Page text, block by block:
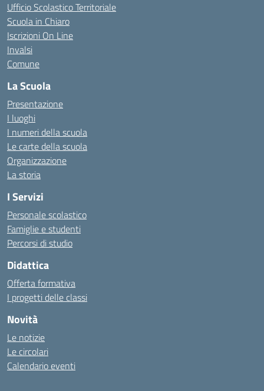
Ufficio Scolastico Territoriale
Scuola in Chiaro
Iscrizioni On Line
Invalsi
Comune
La Scuola
Presentazione
I luoghi
I numeri della scuola
Le carte della scuola
Organizzazione
La storia
I Servizi
Personale scolastico
Famiglie e studenti
Percorsi di studio
Didattica
Offerta formativa
I progetti delle classi
Novità
Le notizie
Le circolari
Calendario eventi